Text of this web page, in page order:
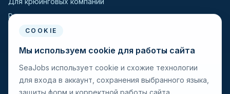
Разместить вакансию
Поиск кандидатов
Для моряков
COOKIE
Мы используем cookie для работы сайта
SeaJobs использует cookie и схожие технологии
для входа в аккаунт, сохранения выбранного языка,
защиты форм и корректной работы сайта.